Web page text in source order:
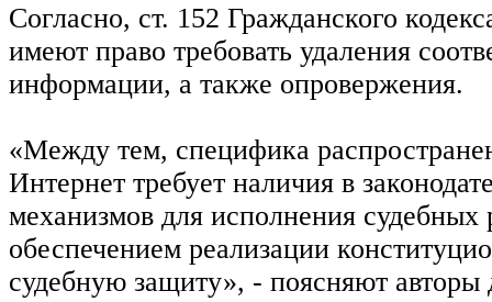
Согласно, ст. 152 Гражданского
имеют право требовать удаления
информации, а также опровержения.
«Между тем, специфика
Интернет требует наличия в
механизмов для исполнения судебных
обеспечением реализации
судебную защиту», - поясняют авторы